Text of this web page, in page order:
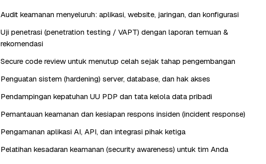
Audit keamanan menyeluruh: aplikasi, website, jaringan, dan konfigurasi
Uji penetrasi (penetration testing / VAPT) dengan laporan temuan &
rekomendasi
Secure code review untuk menutup celah sejak tahap pengembangan
Penguatan sistem (hardening) server, database, dan hak akses
Pendampingan kepatuhan UU PDP dan tata kelola data pribadi
Pemantauan keamanan dan kesiapan respons insiden (incident response)
Pengamanan aplikasi AI, API, dan integrasi pihak ketiga
Pelatihan kesadaran keamanan (security awareness) untuk tim Anda